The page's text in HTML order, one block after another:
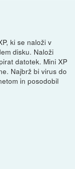
ki se naloži v
disku. Naloži
datotek. Mini XP
Najbrž bi virus do
in posodobil